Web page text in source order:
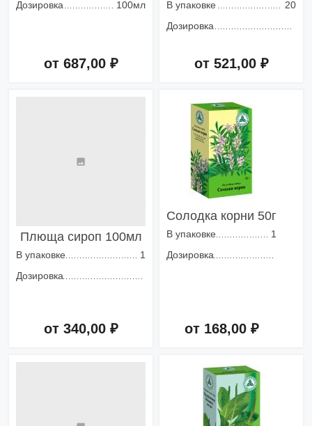
Дозировка
100мл
от 687,00 ₽
В упаковке
20
Дозировка
от 521,00 ₽
Плюща сироп 100мл
В упаковке
1
Дозировка
от 340,00 ₽
Солодка корни 50г
В упаковке
1
Дозировка
от 168,00 ₽